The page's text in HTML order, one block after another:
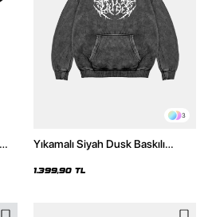
3
Yıkamalı Siyah Dusk Baskılı
1.399,90 TL